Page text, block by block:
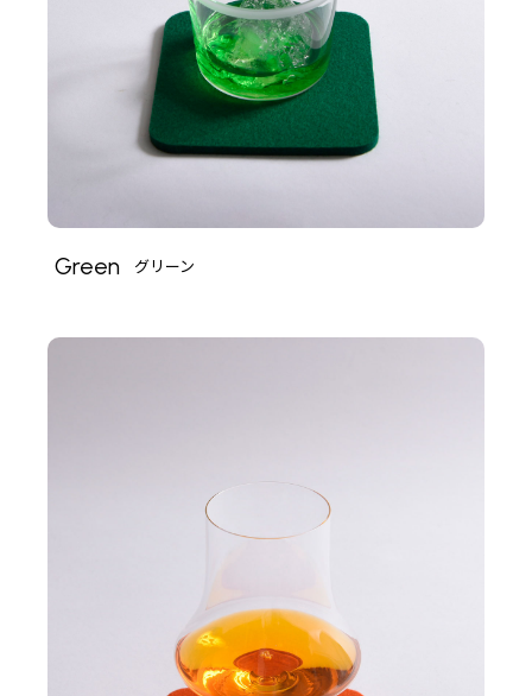
Green グリーン